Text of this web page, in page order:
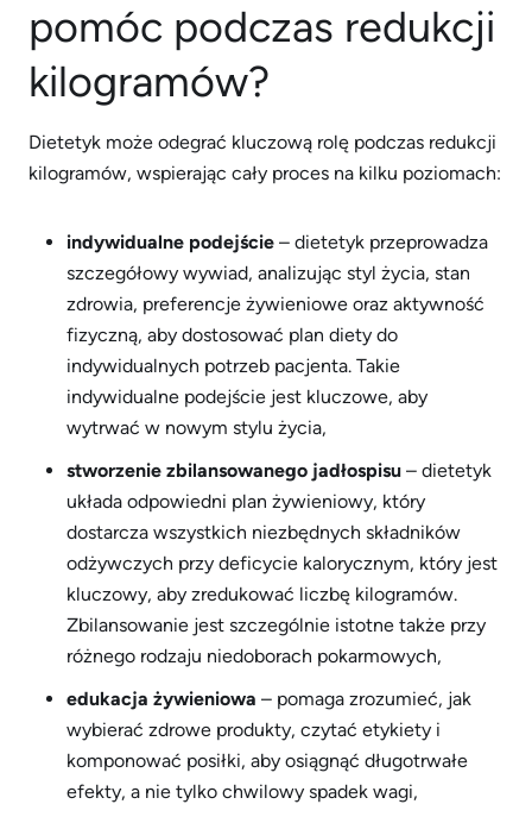
pomóc podczas redukcji
kilogramów?
Dietetyk może odegrać kluczową rolę podczas redukcji
kilogramów, wspierając cały proces na kilku poziomach:
indywidualne podejście – dietetyk przeprowadza
szczegółowy wywiad, analizując styl życia, stan
zdrowia, preferencje żywieniowe oraz aktywność
fizyczną, aby dostosować plan diety do
indywidualnych potrzeb pacjenta. Takie
indywidualne podejście jest kluczowe, aby
wytrwać w nowym stylu życia,
stworzenie zbilansowanego jadłospisu – dietetyk
układa odpowiedni plan żywieniowy, który
dostarcza wszystkich niezbędnych składników
odżywczych przy deficycie kalorycznym, który jest
kluczowy, aby zredukować liczbę kilogramów.
Zbilansowanie jest szczególnie istotne także przy
różnego rodzaju niedoborach pokarmowych,
edukacja żywieniowa – pomaga zrozumieć, jak
wybierać zdrowe produkty, czytać etykiety i
komponować posiłki, aby osiągnąć długotrwałe
efekty, a nie tylko chwilowy spadek wagi,